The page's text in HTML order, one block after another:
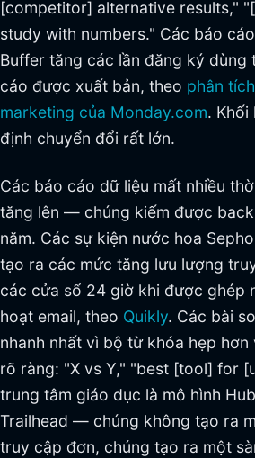
[competitor] alternative results,"
study with numbers." Các báo
Buffer tăng các lần đăng ký dùng
cáo được xuất bản, theo phân
marketing của Monday.com. Khối
định chuyển đổi rất lớn.
Các báo cáo dữ liệu mất nhiều
tăng lên — chúng kiếm được
năm. Các sự kiện nước hoa
tạo ra các mức tăng lưu lượng
các cửa sổ 24 giờ khi được ghép
hoạt email, theo Quikly. Các bài
nhanh nhất vì bộ từ khóa hẹp
rõ ràng: "X vs Y," "best [tool] for
trung tâm giáo dục là mô hình
Trailhead — chúng không tạo ra
truy cập đơn, chúng tạo ra một